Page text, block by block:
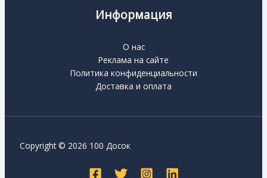
Информация
О нас
Реклама на сайте
Политика конфиденциальности
Доставка и оплата
Copyright © 2026 100 Досок